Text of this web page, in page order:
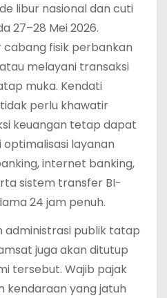
libur nasional dan cuti
27–28 Mei 2026.
fisik perbankan
melayani transaksi
muka. Kendati
perlu khawatir
keuangan tetap dapat
layanan
internet banking,
sistem transfer BI-
24 jam penuh.
administrasi publik tatap
juga akan ditutup
tersebut. Wajib pajak
kendaraan yang jatuh